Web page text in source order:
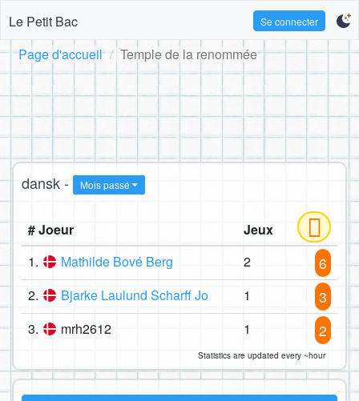
Le Petit Bac Se connecter
Page d'accueil Temple de la renommée
dansk - Mois passé
# Joeur
Jeux
1.
Mathilde Bové Berg 2 6
2. Bjarke Laulund Scharff Jo 1 3
3. mrh2612 1 2
Statistics are updated every ~hour